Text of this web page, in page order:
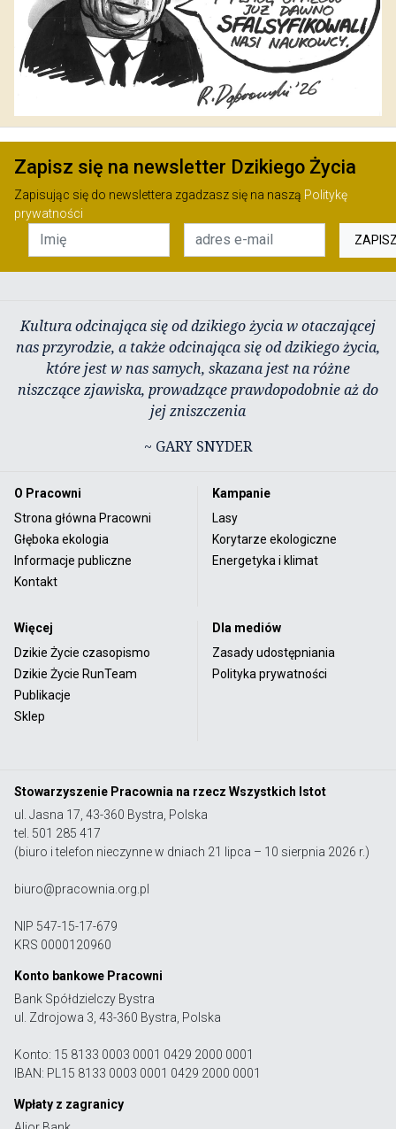
Zapisz się na newsletter Dzikiego Życia
Zapisując się do newslettera zgadzasz się na naszą Politykę
prywatności
Kultura odcinająca się od dzikiego życia w otaczającej
nas przyrodzie, a także odcinająca się od dzikiego życia,
które jest w nas samych, skazana jest na różne
niszczące zjawiska, prowadzące prawdopodobnie aż do
jej zniszczenia
~ GARY SNYDER
O Pracowni
Strona główna Pracowni
Głęboka ekologia
Informacje publiczne
Kontakt
Kampanie
Lasy
Korytarze ekologiczne
Energetyka i klimat
Więcej
Dzikie Życie czasopismo
Dzikie Życie RunTeam
Publikacje
Sklep
Dla mediów
Zasady udostępniania
Polityka prywatności
Stowarzyszenie Pracownia na rzecz Wszystkich Istot
ul. Jasna 17, 43-360 Bystra, Polska
tel. 501 285 417
(biuro i telefon nieczynne w dniach 21 lipca – 10 sierpnia 2026 r.)
biuro@pracownia.org.pl
NIP 547-15-17-679
KRS 0000120960
Konto bankowe Pracowni
Bank Spółdzielczy Bystra
ul. Zdrojowa 3, 43-360 Bystra, Polska
Konto: 15 8133 0003 0001 0429 2000 0001
IBAN: PL15 8133 0003 0001 0429 2000 0001
Wpłaty z zagranicy